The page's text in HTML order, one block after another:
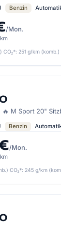
Benzin
/Mon.
CO₂*: 251 g/km (komb.)
Benzin
/Mon.
CO₂*: 245 g/km